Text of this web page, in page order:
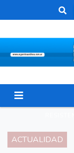
ACTUALIDAD